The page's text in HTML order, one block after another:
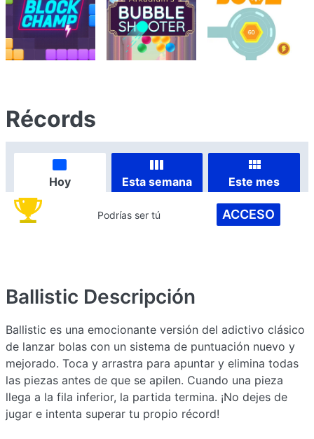
Récords
Hoy Esta semana Este mes
Podrías ser tú ACCESO
Ballistic Descripción
Ballistic es una emocionante versión del adictivo clásico
de lanzar bolas con un sistema de puntuación nuevo y
mejorado. Toca y arrastra para apuntar y elimina todas
las piezas antes de que se apilen. Cuando una pieza
llega a la fila inferior, la partida termina. ¡No dejes de
jugar e intenta superar tu propio récord!